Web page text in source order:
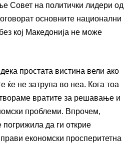
Совет на политички лидери од
основните национални
кој Македонија не може
простата вистина вели ако
ќе не затрупа во неа. Кога тоа
вратите за решавање и
проблеми. Впрочем,
погрижила да ги открие
економски просперитетна